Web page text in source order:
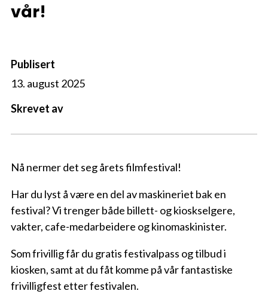
vår!
Nå nermer det seg årets filmfestival!
Har du lyst å være en del av maskineriet bak en
festival? Vi trenger både billett- og kioskselgere,
vakter, cafe-medarbeidere og kinomaskinister.
Som frivillig får du gratis festivalpass og tilbud i
kiosken, samt at du fåt komme på vår fantastiske
frivilligfest etter festivalen.
Publisert
13. august 2025
Skrevet av